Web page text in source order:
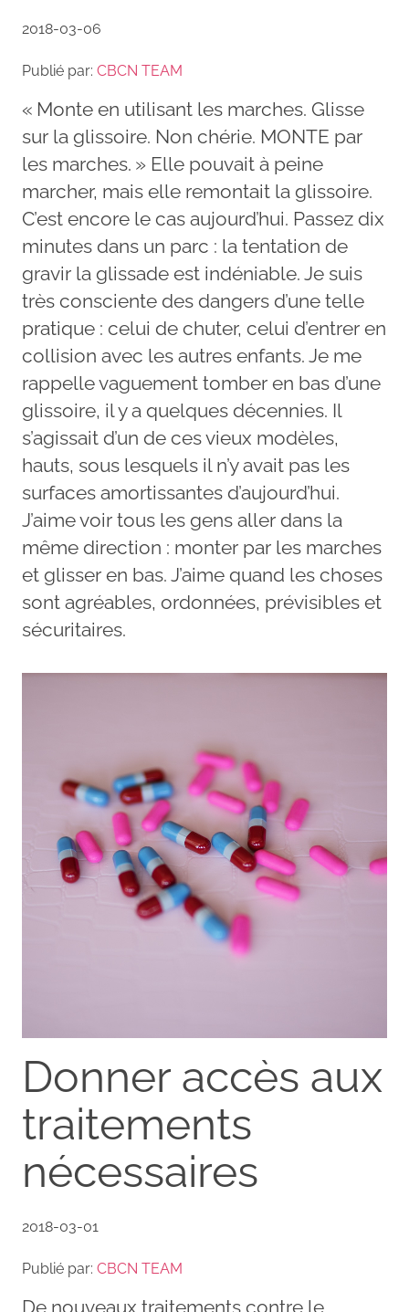
2018-03-06
Publié par: CBCN TEAM
« Monte en utilisant les marches. Glisse
sur la glissoire. Non chérie. MONTE par
les marches. » Elle pouvait à peine
marcher, mais elle remontait la glissoire.
C’est encore le cas aujourd’hui. Passez dix
minutes dans un parc : la tentation de
gravir la glissade est indéniable. Je suis
très consciente des dangers d’une telle
pratique : celui de chuter, celui d’entrer en
collision avec les autres enfants. Je me
rappelle vaguement tomber en bas d’une
glissoire, il y a quelques décennies. Il
s’agissait d’un de ces vieux modèles,
hauts, sous lesquels il n’y avait pas les
surfaces amortissantes d’aujourd’hui.
J’aime voir tous les gens aller dans la
même direction : monter par les marches
et glisser en bas. J’aime quand les choses
sont agréables, ordonnées, prévisibles et
sécuritaires.
Donner accès aux
traitements
nécessaires
2018-03-01
Publié par: CBCN TEAM
De nouveaux traitements contre le